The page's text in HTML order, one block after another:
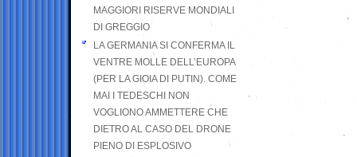
MAGGIORI RISERVE MONDIALI
DI GREGGIO
LA GERMANIA SI CONFERMA IL
VENTRE MOLLE DELL’EUROPA
(PER LA GIOIA DI PUTIN). COME
MAI I TEDESCHI NON
VOGLIONO AMMETTERE CHE
DIETRO AL CASO DEL DRONE
PIENO DI ESPLOSIVO